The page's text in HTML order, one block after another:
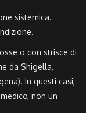
sistemica.
o con strisce di
da Shigella,
In questi casi,
non un